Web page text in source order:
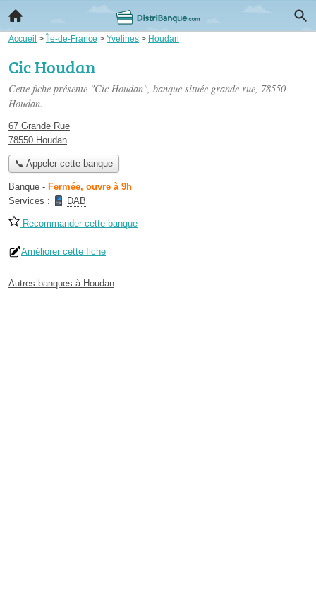
Accueil > Île-de-France > Yvelines > Houdan
Cic Houdan
Cette fiche présente "Cic Houdan", banque située grande rue, 78550
Houdan.
67 Grande Rue
78550 Houdan
📞 Appeler cette banque
Banque - Fermée, ouvre à 9h
Services :
DAB
Recommander cette banque
Améliorer cette fiche
Autres banques à Houdan